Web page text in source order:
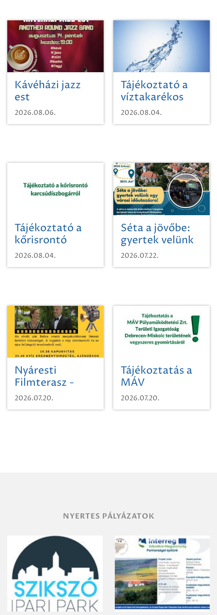
Kávéházi jazz
est
2026.08.06.
Tájékoztató a
víztakarékos
vízhasználatról
2026.08.04.
Tájékoztató a
kőrisrontó
karcsúdíszbogárról
2026.08.04.
Séta a jövőbe:
gyertek velünk
egy városi
időutazásra!
2026.07.22.
Nyáresti
Filmterasz -
Beugró a
Paradicsomba
2026.07.20.
Tájékoztatás a
MÁV
Pályaműködtetési
Zrt. Területi
2026.07.20.
NYERTES PÁLYÁZATOK